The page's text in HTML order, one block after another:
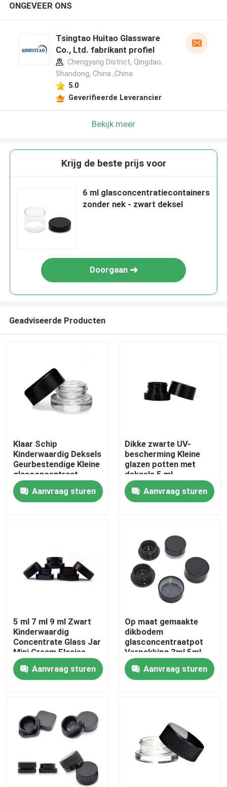
Huis
Fabrieksreis
Kwaliteitscontrole
Nieuws
Verzoek om een Citaat
De Kruiken van het glasconcentraat
ONGEVEER ONS
Tsingtao Huitao Glassware
Co., Ltd. fabrikant profiel
Chengyang District, Qingdao,
Shandong, China ,China
5.0
Geverifieerde Leverancier
Bekijk meer
Krijg de beste prijs voor
6 ml glasconcentratiecontainers
zonder nek - zwart deksel
Doorgaan
Geadviseerde Producten
Klaar Schip
Kinderwaardig Deksels
Geurbestendige Kleine
glasconcentraat
Bloemolie potten
Groothandel
Aanvraag sturen
Dikke zwarte UV-
bescherming Kleine
glazen potten met
deksels 5 ml
geconcentreerde
pottenAanvraag sturen
5 ml 7 ml 9 ml Zwart
Kinderwaardig
Concentrate Glass Jar
Mini Cream Flasjes
Cosmetische Zwarte
Containers potten met
deksel
Aanvraag sturen
Op maat gemaakte
dikbodem
glasconcentraatpot
Verpakking 3ml 5ml
7ml 9ml 15ml
Kinderwaardig
Aanvraag sturen